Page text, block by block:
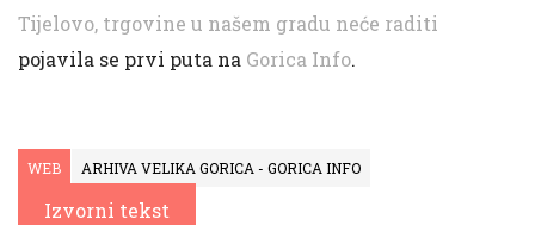
Tijelovo, trgovine u našem gradu neće raditi
pojavila se prvi puta na Gorica Info.
WEB ARHIVA VELIKA GORICA - GORICA INFO
Izvorni tekst